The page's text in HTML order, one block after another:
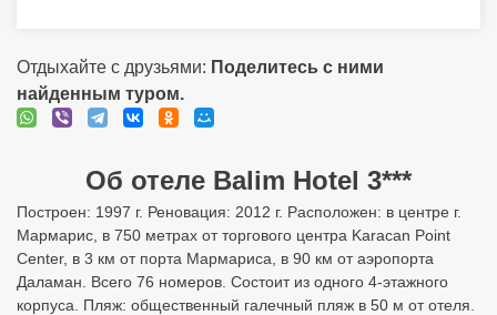
Отдыхайте с друзьями: Поделитесь с ними
найденным туром.
Об отеле Balim Hotel 3***
Построен: 1997 г. Реновация: 2012 г. Расположен: в центре г.
Мармарис, в 750 метрах от торгового центра Karacan Point
Center, в 3 км от порта Мармариса, в 90 км от аэропорта
Даламан. Всего 76 номеров. Состоит из одного 4-этажного
корпуса. Пляж: общественный галечный пляж в 50 м от отеля.